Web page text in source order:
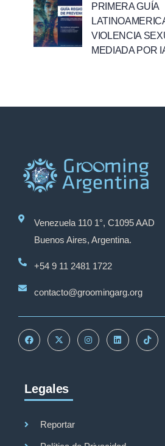
PRIMERA GUÍA
VIOLENCIA
MEDIADA POR
Venezuela 110 1°, C1095 AAD
Buenos Aires, Argentina.
+54 9 11 2481 1722
contacto@groomingarg.org
Legales
Reportar